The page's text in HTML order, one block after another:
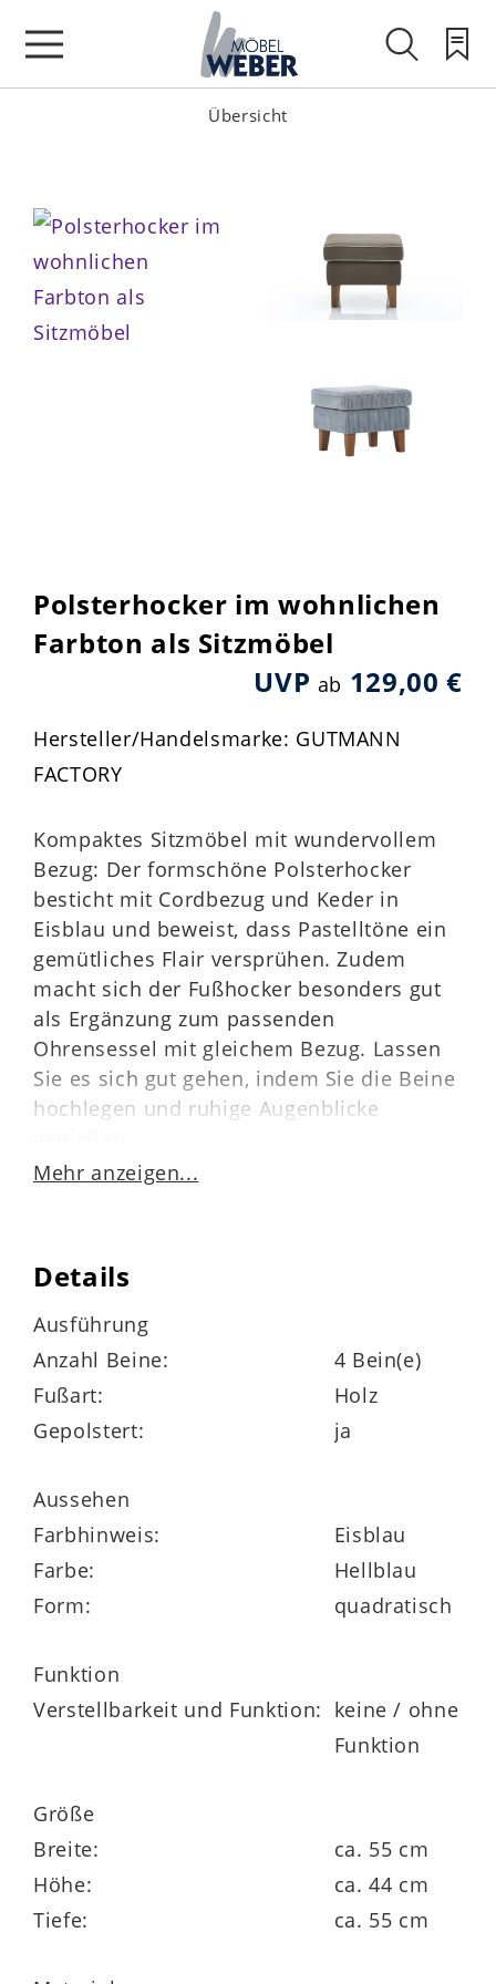
Übersicht
Polsterhocker im wohnlichen
Farbton als Sitzmöbel
UVP ab 129,00 €
Hersteller/Handelsmarke: GUTMANN
FACTORY
Kompaktes Sitzmöbel mit wundervollem
Bezug: Der formschöne Polsterhocker
besticht mit Cordbezug und Keder in
Eisblau und beweist, dass Pastelltöne ein
gemütliches Flair versprühen. Zudem
macht sich der Fußhocker besonders gut
als Ergänzung zum passenden
Ohrensessel mit gleichem Bezug. Lassen
Sie es sich gut gehen, indem Sie die Beine
hochlegen und ruhige Augenblicke
Oder nutzen Sie den kompakten Hocker
44 x 55 cm (B/H/T) lässt sich das
problemlos umstellen. Zu dem eisblauen
Stoffbezug kommen die eichefarbenen
Birkenholzfüße besonders gut zur Geltung
und sind mit ihrem warmen Holzton echte
besteht aus formstabilem
Wellenunterfederung. Der passende
Ohrenbacksessel ist ebenfalls im Shop
erhältlich.
Mehr anzeigen...
Details
Ausführung
Anzahl Beine:
4 Bein(e)
Fußart:
Holz
Gepolstert:
ja
Aussehen
Farbhinweis:
Eisblau
Farbe:
Hellblau
Form:
quadratisch
Funktion
Verstellbarkeit und Funktion: keine / ohne
Funktion
Größe
Breite:
ca. 55 cm
Höhe:
ca. 44 cm
Tiefe:
ca. 55 cm